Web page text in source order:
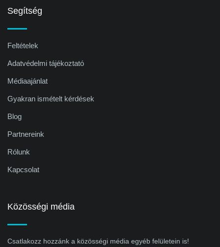
Segítség
Feltételek
Adatvédelmi tájékoztató
Médiaajánlat
Gyakran ismételt kérdések
Blog
Partnereink
Rólunk
Kapcsolat
Közösségi média
Csatlakozz hozzánk a közösségi média egyéb felületein is!